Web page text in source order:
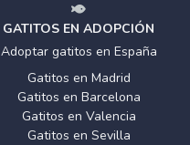
GATITOS EN ADOPCIÓN
Adoptar gatitos en España
Gatitos en Madrid
Gatitos en Barcelona
Gatitos en Valencia
Gatitos en Sevilla